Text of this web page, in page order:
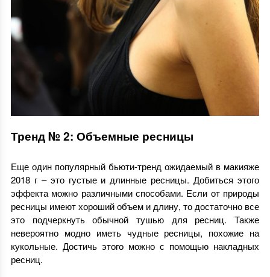
Тренд № 2: Объемные ресницы
Еще один популярный бьюти-тренд ожидаемый в макияже
2018 г – это густые и длинные ресницы. Добиться этого
эффекта можно различными способами. Если от природы
ресницы имеют хороший объем и длину, то достаточно все
это подчеркнуть обычной тушью для ресниц. Также
невероятно модно иметь чудные ресницы, похожие на
кукольные. Достичь этого можно с помощью накладных
ресниц.